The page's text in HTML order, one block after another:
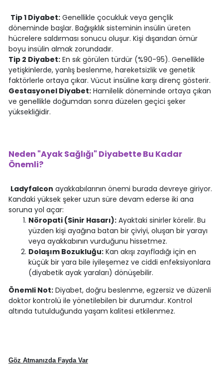
Tip 1 Diyabet:Genellikle çocukluk veya gençlik
döneminde başlar. Bağışıklık sisteminin insülin üreten
hücrelere saldırması sonucu oluşur. Kişi dışarıdan ömür
boyu insülin almak zorundadır.
Tip 2 Diyabet:En sık görülen türdür (%90-95). Genellikle
yetişkinlerde, yanlış beslenme, hareketsizlik ve genetik
faktörlerle ortaya çıkar. Vücut insüline karşı direnç gösterir.
Gestasyonel Diyabet:Hamilelik döneminde ortaya çıkan
ve genellikle doğumdan sonra düzelen geçici şeker
yüksekliğidir.
Neden "Ayak Sağlığı" Diyabette Bu Kadar
Önemli?
Ladyfalcon ayakkabılarının önemi burada devreye giriyor.
Kandaki yüksek şeker uzun süre devam ederse iki ana
soruna yol açar:
Nöropati (Sinir Hasarı):Ayaktaki sinirler körelir. Bu
yüzden kişi ayağına batan bir çiviyi, oluşan bir yarayı
veya ayakkabının vurduğunu hissetmez.
Dolaşım Bozukluğu:Kan akışı zayıfladığı için en
küçük bir yara bile iyileşemez ve ciddi enfeksiyonlara
(diyabetik ayak yaraları) dönüşebilir.
Önemli Not:Diyabet, doğru beslenme, egzersiz ve düzenli
doktor kontrolü ile yönetilebilen bir durumdur. Kontrol
altında tutulduğunda yaşam kalitesi etkilenmez.
Göz Atmanızda Fayda Var